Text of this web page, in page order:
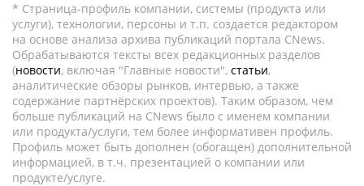
* Страница-профиль компании, системы (продукта или
услуги), технологии, персоны и т.п. создается редактором
на основе анализа архива публикаций портала CNews.
Обрабатываются тексты всех редакционных разделов
(новости, включая "Главные новости", статьи,
аналитические обзоры рынков, интервью, а также
содержание партнёрских проектов). Таким образом, чем
больше публикаций на CNews было с именем компании
или продукта/услуги, тем более информативен профиль.
Профиль может быть дополнен (обогащен) дополнительной
информацией, в т.ч. презентацией о компании или
продукте/услуге.